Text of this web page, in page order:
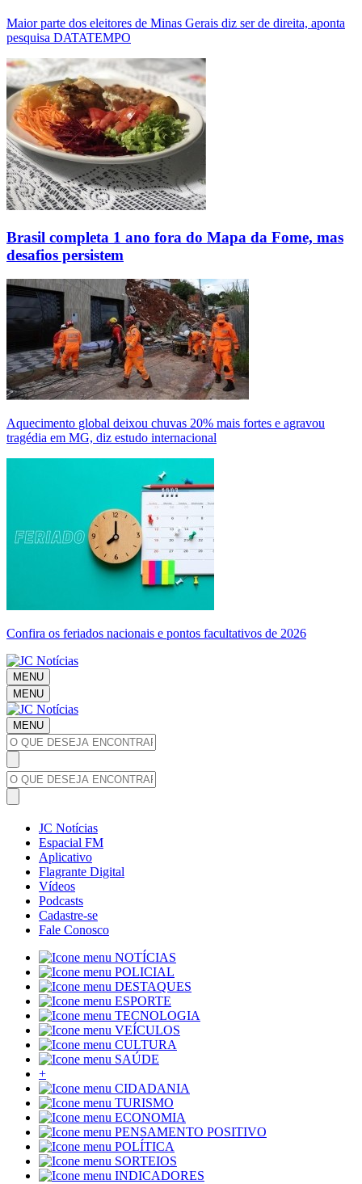
Maior parte dos eleitores de Minas Gerais diz ser de direita, aponta
pesquisa DATATEMPO
Brasil completa 1 ano fora do Mapa da Fome, mas
desafios persistem
Aquecimento global deixou chuvas 20% mais fortes e agravou
tragédia em MG, diz estudo internacional
Confira os feriados nacionais e pontos facultativos de 2026
MENU
MENU
MENU
JC Notícias
Espacial FM
Aplicativo
Flagrante Digital
Vídeos
Podcasts
Cadastre-se
Fale Conosco
NOTÍCIAS
POLICIAL
DESTAQUES
ESPORTE
TECNOLOGIA
VEÍCULOS
CULTURA
SAÚDE
+
CIDADANIA
TURISMO
ECONOMIA
PENSAMENTO POSITIVO
POLÍTICA
SORTEIOS
INDICADORES